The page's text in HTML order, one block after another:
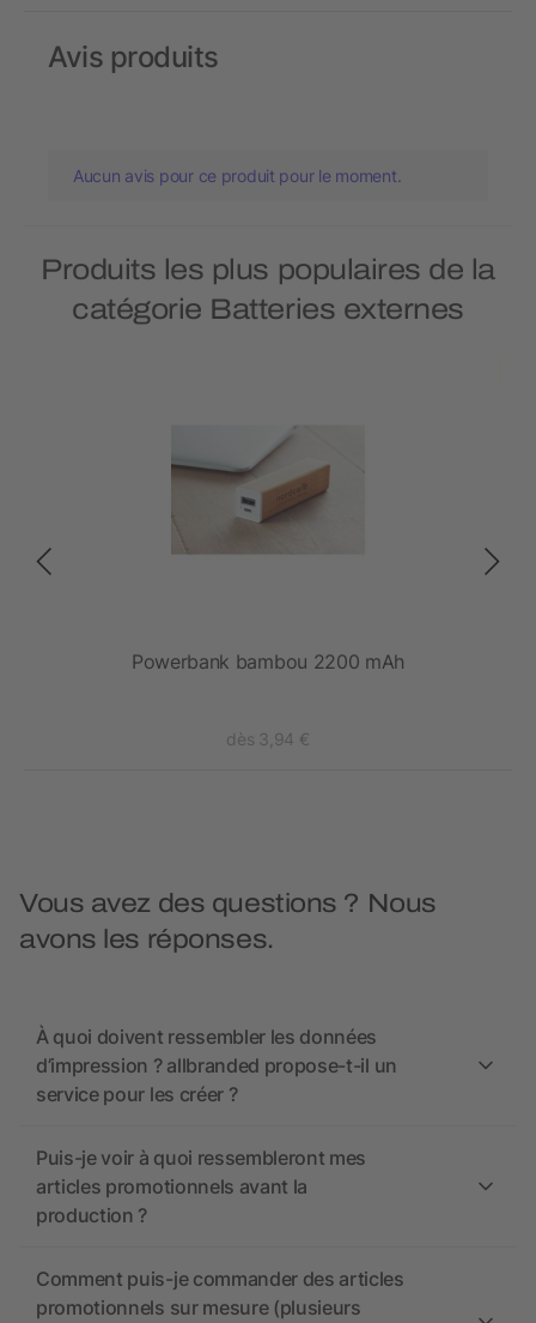
Avis produits
Aucun avis pour ce produit pour le moment.
Produits les plus populaires de la
catégorie Batteries externes
Powerbank bambou 2200 mAh
dès 3,94 €
Vous avez des questions ? Nous
avons les réponses.
À quoi doivent ressembler les données
d’impression ? allbranded propose-t-il un
service pour les créer ?
Puis-je voir à quoi ressembleront mes
articles promotionnels avant la
production ?
Comment puis-je commander des articles
promotionnels sur mesure (plusieurs